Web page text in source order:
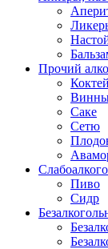
Прочий
Саке
Сетю
Пиво
Сидр